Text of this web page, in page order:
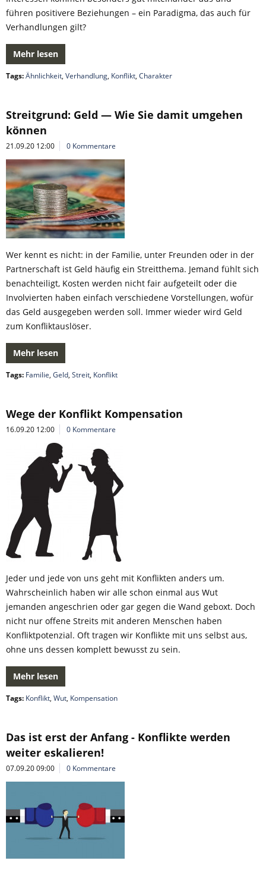
führen positivere Beziehungen – ein Paradigma, das auch für
Verhandlungen gilt?
Mehr lesen
Tags:Ähnlichkeit, Verhandlung, Konflikt, Charakter
Streitgrund: Geld — Wie Sie damit umgehen
können
21.09.20 12:00 0 Kommentare
Wer kennt es nicht: in der Familie, unter Freunden oder in der
Partnerschaft ist Geld häufig ein Streitthema. Jemand fühlt sich
benachteiligt, Kosten werden nicht fair aufgeteilt oder die
Involvierten haben einfach verschiedene Vorstellungen, wofür
das Geld ausgegeben werden soll. Immer wieder wird Geld
zum Konfliktauslöser.
Mehr lesen
Tags: Familie, Geld, Streit, Konflikt
Wege der Konflikt Kompensation
16.09.20 12:00 0 Kommentare
Jeder und jede von uns geht mit Konflikten anders um.
Wahrscheinlich haben wir alle schon einmal aus Wut
jemanden angeschrien oder gar gegen die Wand geboxt. Doch
nicht nur offene Streits mit anderen Menschen haben
Konfliktpotenzial. Oft tragen wir Konflikte mit uns selbst aus,
ohne uns dessen komplett bewusst zu sein.
Mehr lesen
Tags: Konflikt, Wut, Kompensation
Das ist erst der Anfang - Konflikte werden
weiter eskalieren!
07.09.20 09:00 0 Kommentare